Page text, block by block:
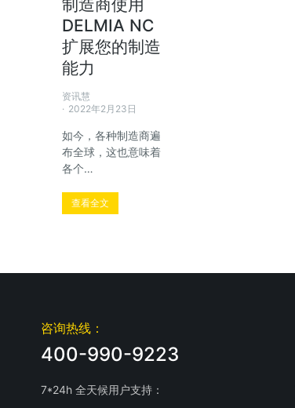
制造商使用
DELMIA NC
扩展您的制造
能力
资讯慧
2022年2月23日
如今，各种制造商遍
布全球，这也意味着
各个…
查看全文
咨询热线：
400-990-9223
7*24h 全天候用户支持：